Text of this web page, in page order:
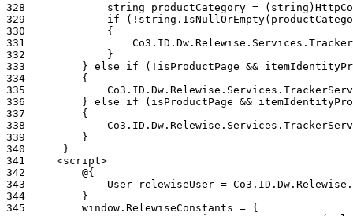
328
329
330
331
332
333
334
335
336
337
338
339
340
341
342
343
344
345